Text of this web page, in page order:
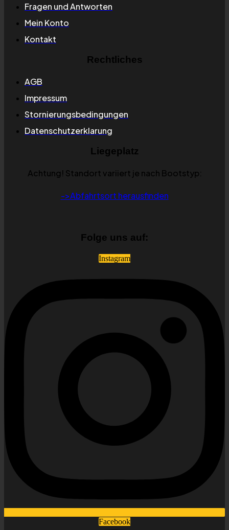
Fragen und Antworten
Mein Konto
Kontakt
Rechtliches
AGB
Impressum
Stornierungsbedingungen
Datenschutzerklarung
Liegeplatz
Achtung! Standort variiert je nach Bootstyp:
->Abfahrtsort herausfinden
Folge uns auf:
Instagram
Facebook